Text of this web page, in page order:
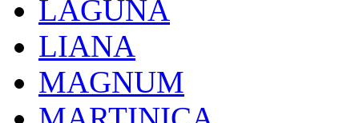
LAGUNA
LIANA
MAGNUM